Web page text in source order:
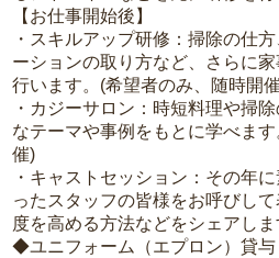
【お仕事開始後】
・スキルアップ研修：掃除の仕
ーションの取り方など、さらに
行います。(希望者のみ、随時開
・カジーサロン：時短料理や掃
なテーマや事例をもとに学べま
催)
・キャストセッション：その年
ったスタッフの皆様をお呼びし
度を高める方法などをシェアし
◆ユニフォーム（エプロン）貸与